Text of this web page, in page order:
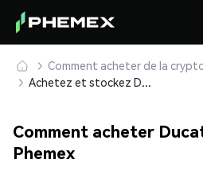
Comment acheter de la
Achetez et stockez DucatusX (DUCX) en toute sécurité
Comment acheter
Phemex